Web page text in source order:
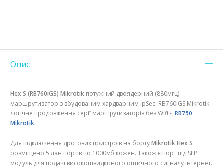
Опис
Hex S (RB760iGS) Mikrotik потужний двоядерний (880мгц)
маршрутизатор з вбудованим хардварним IpSec. RB760iGS Mikrotik
логічне продовження серії маршрутизаторів без Wifi - RB750
Mikrotik.
Для підключення дротових пристроїв на бортуMikrotik Hex S
розміщено 5 лан портів по 1000мб кожен. Також є порт під SFP
модуль для подачі високошвидкісного оптичного сигналу інтернет.